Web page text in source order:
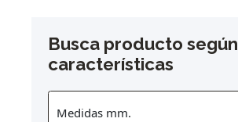
Busca producto según
características